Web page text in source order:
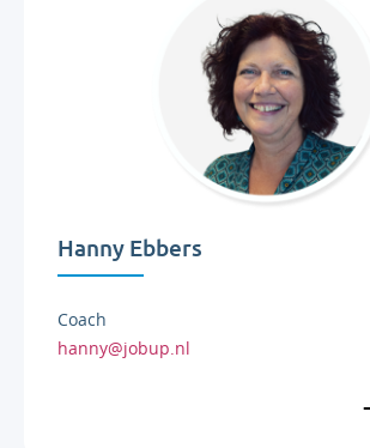
Hanny Ebbers
Coach
hanny@jobup.nl